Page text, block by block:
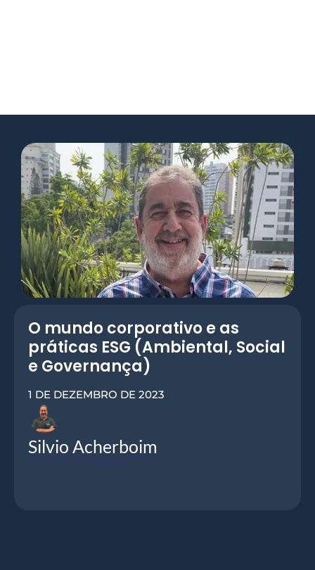
O mundo corporativo e as
práticas ESG (Ambiental, Social
e Governança)
1 DE DEZEMBRO DE 2023
Silvio Acherboim